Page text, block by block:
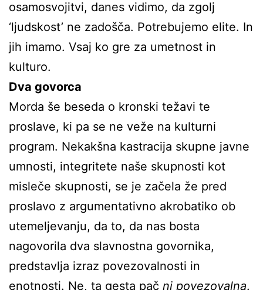
osamosvojitvi, danes vidimo, da zgolj
‘ljudskost’ ne zadošča. Potrebujemo elite. In
jih imamo. Vsaj ko gre za umetnost in
kulturo.
Dva govorca
Morda še beseda o kronski težavi te
proslave, ki pa se ne veže na kulturni
program. Nekakšna kastracija skupne javne
umnosti, integritete naše skupnosti kot
misleče skupnosti, se je začela že pred
proslavo z argumentativno akrobatiko ob
utemeljevanju, da to, da nas bosta
nagovorila dva slavnostna govornika,
predstavlja izraz povezovalnosti in
enotnosti. Ne, ta gesta pač ni povezovalna.